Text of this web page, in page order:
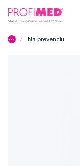
Na prevenciu